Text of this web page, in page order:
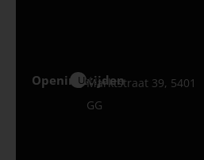
Openingstijden
Uden
Marktstraat 39, 5401
GG